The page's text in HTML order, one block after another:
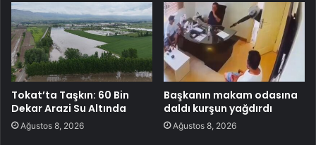
Tokat’ta Taşkın: 60 Bin
Dekar Arazi Su Altında
Ağustos 8, 2026
Başkanın makam odasına
daldı kurşun yağdırdı
Ağustos 8, 2026